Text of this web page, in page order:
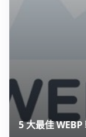
5 大最佳